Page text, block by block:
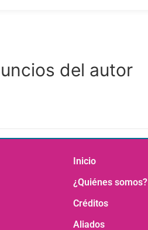
del autor
Inicio
¿Quiénes somos?
Créditos
Aliados